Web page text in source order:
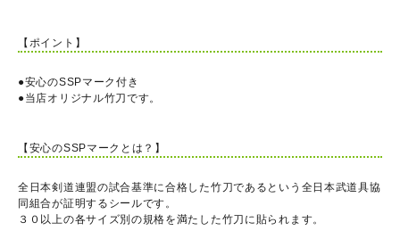
【ポイント】
●安心のSSPマーク付き
●当店オリジナル竹刀です。
【安心のSSPマークとは？】
全日本剣道連盟の試合基準に合格した竹刀であるという全日本武道具協
同組合が証明するシールです。
３０以上の各サイズ別の規格を満たした竹刀に貼られます。